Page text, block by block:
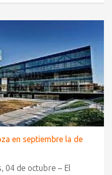
en septiembre la de
04 de octubre – El